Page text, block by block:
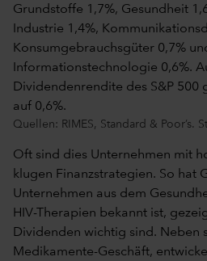
Quellen: RIMES, Standard & Poor’s.
Oft sind dies Unternehmen mit
klugen Finanzstrategien. So hat
Unternehmen aus dem
HIV-Therapien bekannt ist,
Dividenden wichtig sind. Neben
Medikamente-Geschäft,